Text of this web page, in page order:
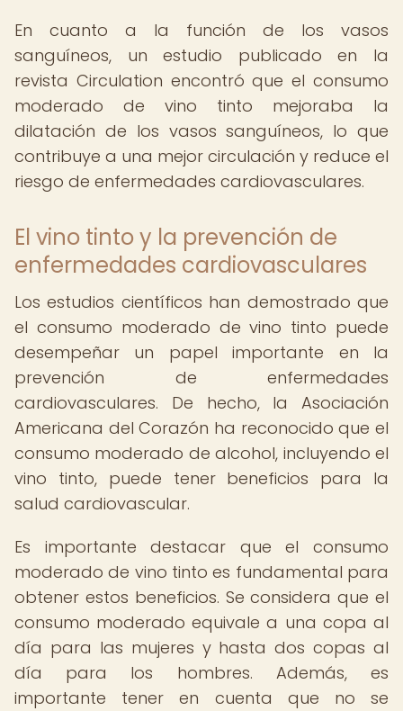
En cuanto a la función de los vasos
sanguíneos, un estudio publicado en la
revista Circulation encontró que el consumo
moderado de vino tinto mejoraba la
dilatación de los vasos sanguíneos, lo que
contribuye a una mejor circulación y reduce el
riesgo de enfermedades cardiovasculares.
El vino tinto y la prevención de
enfermedades cardiovasculares
Los estudios científicos han demostrado que
el consumo moderado de vino tinto puede
desempeñar un papel importante en la
prevención de enfermedades
cardiovasculares. De hecho, la Asociación
Americana del Corazón ha reconocido que el
consumo moderado de alcohol, incluyendo el
vino tinto, puede tener beneficios para la
salud cardiovascular.
Es importante destacar que el consumo
moderado de vino tinto es fundamental para
obtener estos beneficios. Se considera que el
consumo moderado equivale a una copa al
día para las mujeres y hasta dos copas al
día para los hombres. Además, es
importante tener en cuenta que no se